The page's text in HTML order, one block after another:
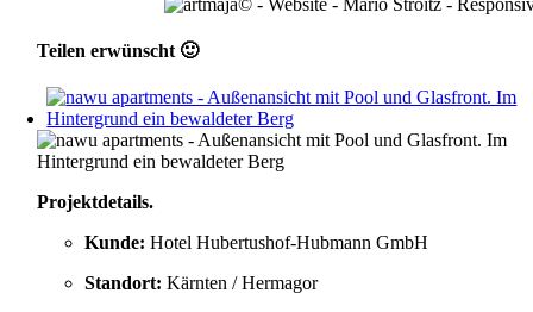
Teilen erwünscht 🙂
Projektdetails.
Kunde: Hotel Hubertushof-Hubmann GmbH
Standort: Kärnten / Hermagor